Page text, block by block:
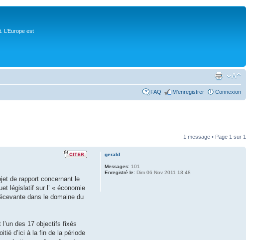
L’Europe est
FAQ M’enregistrer Connexion
1 message • Page 1 sur 1
de rapport concernant le
législatif sur l’ « économie
dans le domaine du
des 17 objectifs fixés
d’ici à la fin de la période
gerald
Messages: 101
Enregistré le: Dim 06 Nov 2011 18:48